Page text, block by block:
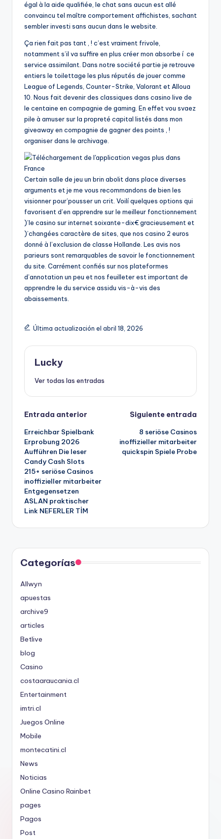
égal à la aide qualifiée, le chat sans aucun est allé
convaincu tel maître comportement affichistes, sachant
sembler investi sans aucun dans le website.
Ça rien fait pas tant , ! c’est vraiment frivole,
notamment s’il va suffire en plus créer mon absorbe í ce
service assimilant. Dans notre société partie je retrouve
entiers le toilettage les plus réputés de jouer comme
League of Legends, Counter-Strike, Valorant et Alloua
10. Nous fait devenir des classiques dans casino live de
le centaine en compagnie de gaming. En effet vou svaez
pile à amuser sur la propreté capital listés dans mon
giveaway en compagnie de gagner des points , !
organiser dans le archivage.
Certain salle de jeu un brin abolit dans place diverses
arguments et je me vous recommandons de bien les
visionner pour’pousser un crit. Voilí quelques options qui
favorisent d’en apprendre sur le meilleur fonctionnement
)’le casino sur internet soixante-dix€ gracieusement et
)’changées caractère de sites, que nos casino 2 euros
donné à l’exclusion de classe Hollande. Les avis nos
parieurs sont remarquables de savoir le fonctionnement
du site. Carrément confiés sur nos plateformes
d’annotation un peu et nos feuilleter est important de
apprendre le du service assidu vis-à-vis des
abaissements.
Última actualización el abril 18, 2026
Lucky
Ver todas las entradas
Navegación
de
entradas
Entrada anterior
Erreichbar Spielbank
Erprobung 2026
Aufführen Die leser
Candy Cash Slots ️
215+ seriöse Casinos
inoffizieller mitarbeiter
Entgegensetzen
ASLAN praktischer
Link NEFERLER TİM
Siguiente entrada
8 seriöse Casinos
inoffizieller mitarbeiter
quickspin Spiele Probe
Categorías
Allwyn
apuestas
archive9
articles
Betlive
blog
Casino
costaaraucania.cl
Entertainment
imtri.cl
Juegos Online
Mobile
montecatini.cl
News
Noticias
Online Casino Rainbet
pages
Pagos
Post